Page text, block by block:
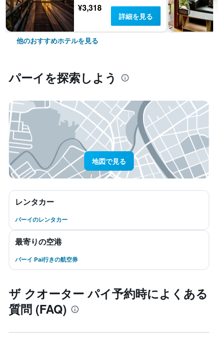
¥3,318
詳細を見る
他のおすすめホテルを見る
パーイ​を探索しよう
地図で見る
レンタカー
パーイのレンタカー
最寄りの空港
パーイ Pai行きの航空券
ザ クオーター パイ予約時によくある
質問 (FAQ)